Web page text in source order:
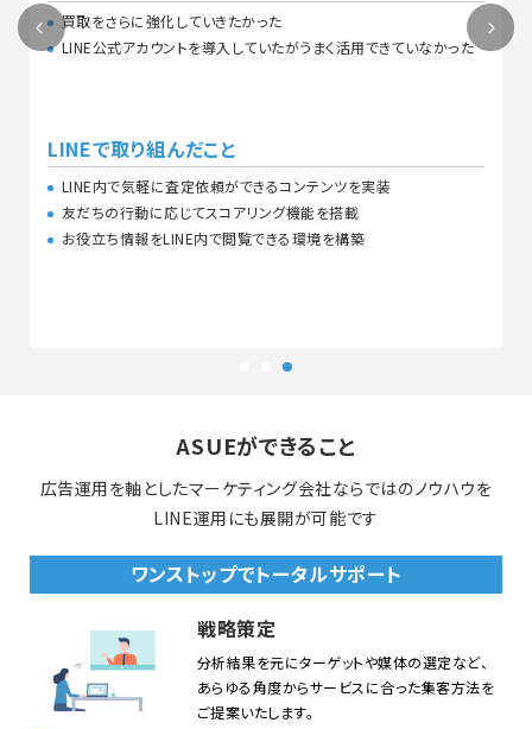
Web広告および自然検索でのリード獲得数が頭打ちであった
Web広告で潜在層に配信を行っても費用対効果が合わなかった
LINEで取り組んだこと
オフィス診断コンテンツを実装
診断結果によるセグメント配信
潜在層を教育するためのステップ配信を実装
ASUEができること
広告運⽤を軸としたマーケティング会社ならではのノウハウを
LINE運用にも展開が可能です
ワンストップでトータルサポート
戦略策定
分析結果を元にターゲットや媒体の選定など、
あらゆる角度からサービスに合った集客方法を
ご提案いたします。